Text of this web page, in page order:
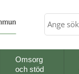
Sök
Omsorg
och stöd